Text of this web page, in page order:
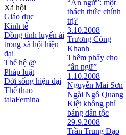
Xã hội
Giáo dục
Kinh tế
Đồng tính luyến ái
trong xã hội hiện
đại
Thế hệ @
Pháp luật
Đời sống hiện đại
Thể thao
talaFemina
“Ẩn ngữ”: một
thách thức chính
trị?
3.10.2008
Trương Công
Khanh
Thêm phẩy cho
“ẩn ngữ”
1.10.2008
Nguyễn Mai Sơn
Ngài Ngô Quang
Kiệt không phỉ
báng dân tộc
29.9.2008
Trần Trung Đạo